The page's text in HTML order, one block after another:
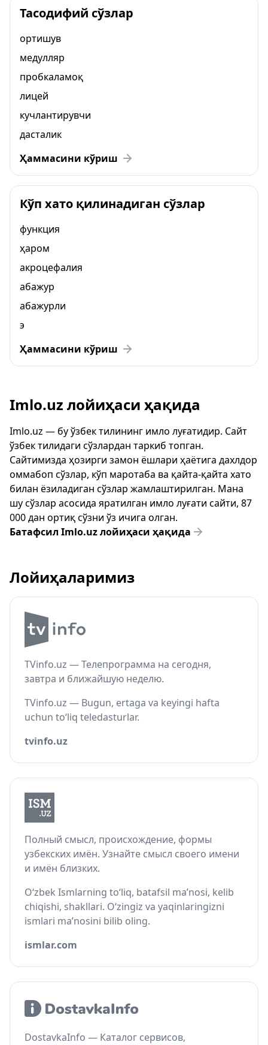
Тасодифий сўзлар
ортишув
медулляр
пробкаламоқ
лицей
кучлантирувчи
дасталик
Ҳаммасини кўриш
Кўп хато қилинадиган сўзлар
функция
ҳаром
акроцефалия
абажур
абажурли
э
Ҳаммасини кўриш
Imlo.uz лойиҳаси ҳақида
Imlo.uz — бу ўзбек тилининг имло луғатидир. Сайт
ўзбек тилидаги сўзлардан таркиб топган.
Сайтимизда ҳозирги замон ёшлари ҳаётига дахлдор
оммабоп сўзлар, кўп маротаба ва қайта-қайта хато
билан ёзиладиган сўзлар жамлаштирилган. Мана
шу сўзлар асосида яратилган имло луғати сайти, 87
000 дан ортиқ сўзни ўз ичига олган.
Батафсил Imlo.uz лойиҳаси ҳақида
Лойиҳаларимиз
TVinfo.uz — Телепрограмма на сегодня,
завтра и ближайшую неделю.
TVinfo.uz — Bugun, ertaga va keyingi hafta
uchun to‘liq teledasturlar.
tvinfo.uz
Полный смысл, происхождение, формы
узбекских имён. Узнайте смысл своего имени
и имён близких.
O‘zbek Ismlarning to‘liq, batafsil ma’nosi, kelib
chiqishi, shakllari. O‘zingiz va yaqinlaringizni
ismlari ma’nosini bilib oling.
ismlar.com
DostavkaInfo — Каталог сервисов,